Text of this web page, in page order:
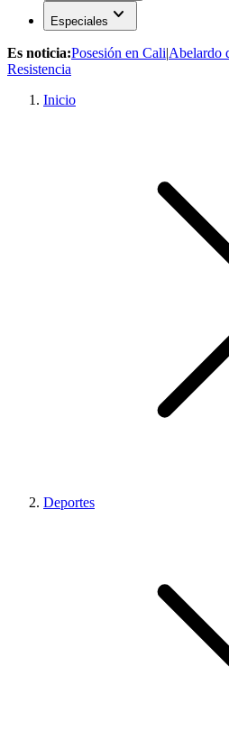
Especiales expand_more
Es noticia:Posesión en Cali|Abelardo
Resistencia
Inicio
Deportes